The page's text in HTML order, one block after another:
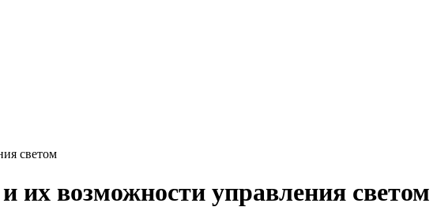
светом
возможности управления светом